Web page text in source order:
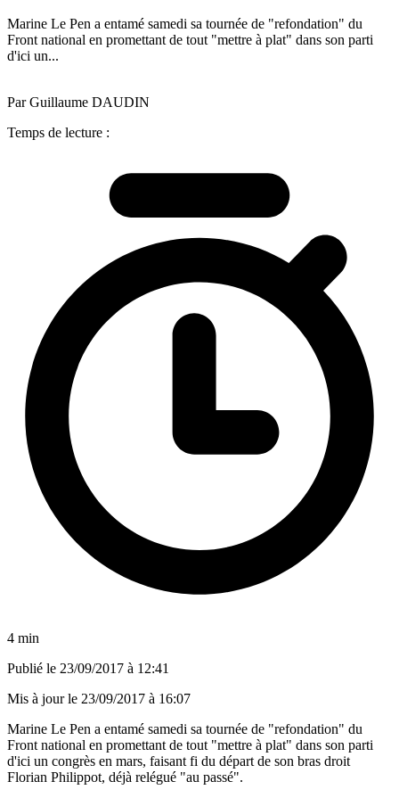
Marine Le Pen a entamé samedi sa tournée de "refondation" du
Front national en promettant de tout "mettre à plat" dans son parti
d'ici un...
Par Guillaume DAUDIN
Temps de lecture :
4 min
Publié le 23/09/2017 à 12:41
Mis à jour le 23/09/2017 à 16:07
Marine Le Pen a entamé samedi sa tournée de "refondation" du
Front national en promettant de tout "mettre à plat" dans son parti
d'ici un congrès en mars, faisant fi du départ de son bras droit
Florian Philippot, déjà relégué "au passé".